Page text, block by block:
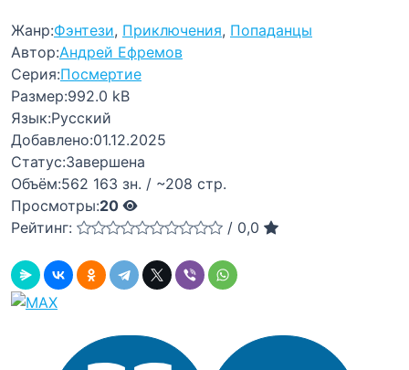
Жанр:Фэнтези, Приключения, Попаданцы
Автор:Андрей Ефремов
Серия:Посмертие
Размер:992.0 kB
Язык:Русский
Добавлено:01.12.2025
Статус:Завершена
Объём:562 163 зн. / ~208 стр.
Просмотры:20
Рейтинг:
/ 0,0